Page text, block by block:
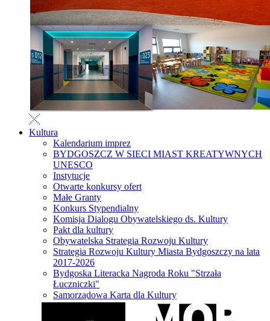
Kultura
Kalendarium imprez
BYDGOSZCZ W SIECI MIAST KREATYWNYCH
UNESCO
Instytucje
Otwarte konkursy ofert
Małe Granty
Konkurs Stypendialny
Komisja Dialogu Obywatelskiego ds. Kultury
Pakt dla kultury
Obywatelska Strategia Rozwoju Kultury
Strategia Rozwoju Kultury Miasta Bydgoszczy na lata
2017-2026
Bydgoska Literacka Nagroda Roku "Strzała
Łuczniczki"
Samorządowa Karta dla Kultury